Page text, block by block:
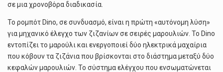
σε μια χρονοβόρα διαδικασία.
Το ρομπότ Dino, σε συνδυασμό, είναι η πρώτη «αυτόνομη λύση»
για μηχανικό έλεγχο των ζιζανίων σε σειρές μαρουλιών. Το Dino
εντοπίζει το μαρούλι και ενεργοποιεί δύο ηλεκτρικά μαχαίρια
που κόβουν τα ζιζάνια που βρίσκονται στο διάστημα μεταξύ δύο
κεφαλών μαρουλιών. Το σύστημα ελέγχου που ενσωματώνεται